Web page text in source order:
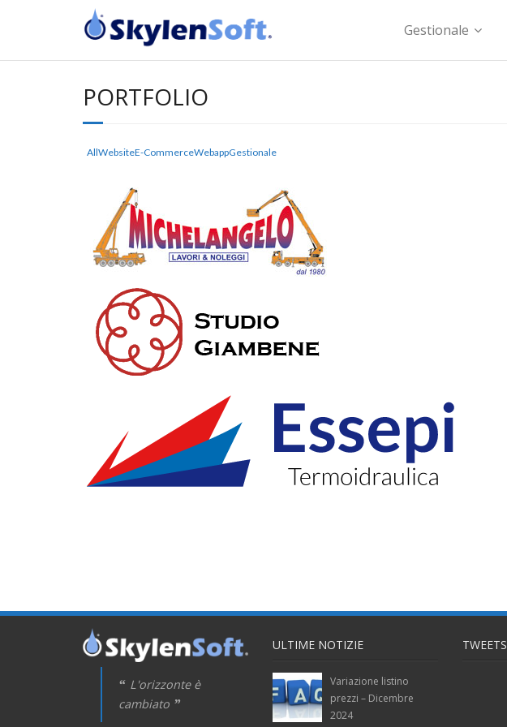
Gestionale
PORTFOLIO
AllWebsiteE-CommerceWebappGestionale
DATAPOS.IT
COMPONENT OFFICE
BARTOLI S.P.A.
L'orizzonte è
cambiato
ULTIME NOTIZIE
Variazione listino
prezzi – Dicembre
2024
TWEETS